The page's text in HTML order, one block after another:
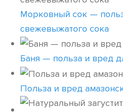
Морковный сок —
свежевыжатого сока
Баня — польза и вред
Польза и вред